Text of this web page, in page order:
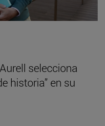
selecciona
historia” en su